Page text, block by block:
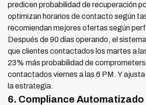
predicen probabilidad de recuperación
optimizan horarios de contacto según
recomiendan mejores ofertas según
Después de 90 días operando, el
que clientes contactados los martes a
23% más probabilidad de
contactados viernes a las 6 PM. Y
la estrategia.
6. Compliance Automatizado